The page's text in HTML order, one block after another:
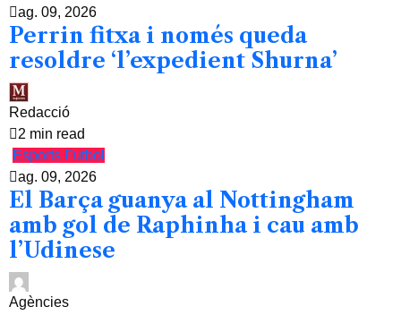
ag. 09, 2026
Perrin fitxa i només queda
resoldre ‘l’expedient Shurna’
Redacció
2 min read
Esports Futbol
ag. 09, 2026
El Barça guanya al Nottingham
amb gol de Raphinha i cau amb
l’Udinese
Agències